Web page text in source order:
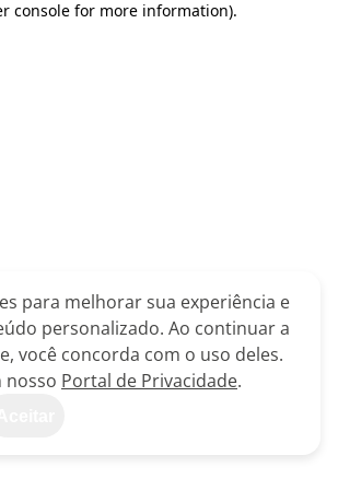
console for more information).
para melhorar sua experiência e
personalizado. Ao continuar a
você concorda com o uso deles.
nosso Portal de Privacidade.